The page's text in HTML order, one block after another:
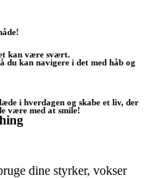
kan være svært.
kan navigere i det med håb og
i hverdagen og skabe et liv, der
være med at smile!
dine styrker, vokser